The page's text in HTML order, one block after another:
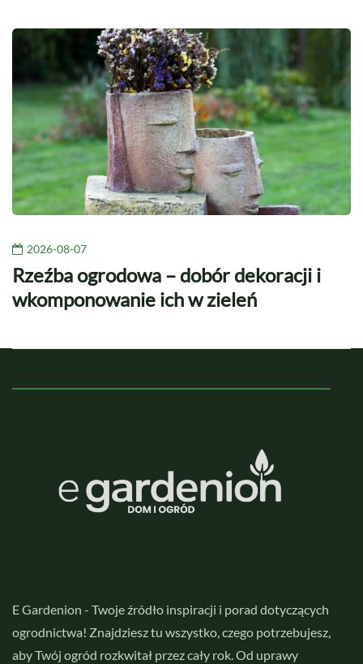
2026-08-07
Rzeźba ogrodowa – dobór dekoracji i
wkomponowanie ich w zieleń
E Gardenion - Twoje źródło inspiracji i porad dotyczących
ogrodnictwa! Znajdziesz tu wszystko, czego potrzebujesz,
aby Twój ogród rozkwitał przez cały rok. Od uprawy